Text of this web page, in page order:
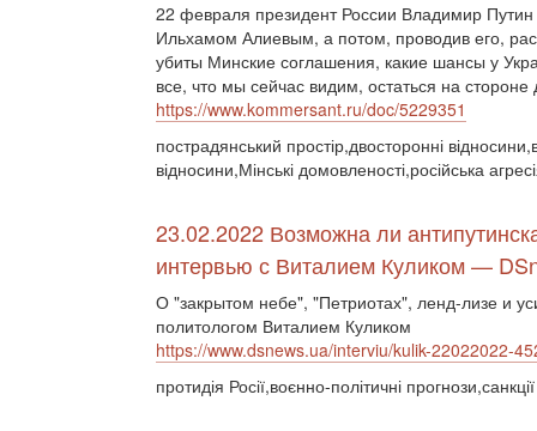
22 февраля президент России Владимир
Ильхамом Алиевым, а потом, проводив его,
убиты Минские соглашения, какие шансы у
все, что мы сейчас видим, остаться на стороне
https://www.kommersant.ru/doc/5229351
пострадянський простір,двосторонні
відносини,Мінські домовленості,російська
23.02.2022 Возможна ли
интервью с Виталием Куликом —
О "закрытом небе", "Петриотах", ленд-лизе и
политологом Виталием Куликом
https://www.dsnews.ua/interviu/kulik-22022022-
протидія Росії,воєнно-політичні прогнози,санкції